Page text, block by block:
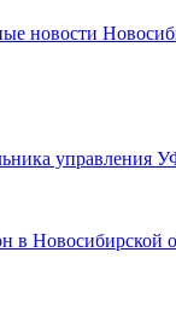
новости
управления
в Новосибирской